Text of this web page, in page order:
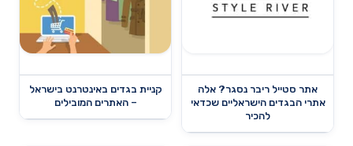
אתר סטייל ריבר נסגר? אלה
אתרי הבגדים הישראליים שכדאי
להכיר
קניית בגדים באינטרנט בישראל
– האתרים המובילים